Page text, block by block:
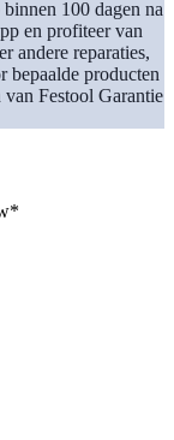
100 dagen na
en profiteer van
andere reparaties,
bepaalde producten
Festool Garantie